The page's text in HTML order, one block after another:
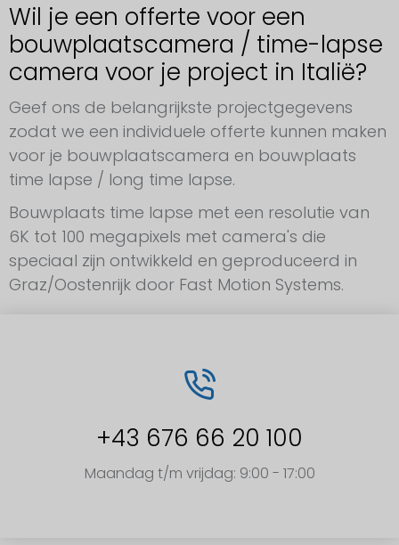
Wil je een offerte voor een
bouwplaatscamera / time-lapse
camera voor je project in Italië?
Geef ons de belangrijkste projectgegevens
zodat we een individuele offerte kunnen maken
voor je bouwplaatscamera en bouwplaats
time lapse / long time lapse.
Bouwplaats time lapse met een resolutie van
6K tot 100 megapixels met camera's die
speciaal zijn ontwikkeld en geproduceerd in
Graz/Oostenrijk door Fast Motion Systems.
+43 676 66 20 100
Maandag t/m vrijdag: 9:00 - 17:00